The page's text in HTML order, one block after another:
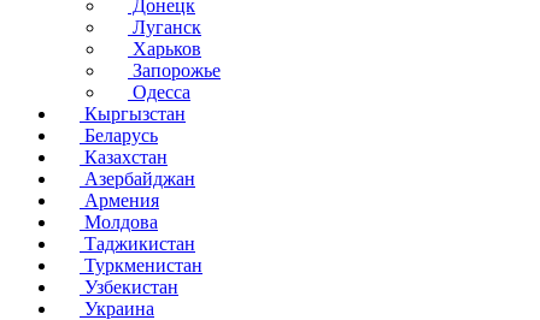
Донецк
Луганск
Харьков
Запорожье
Одесса
Кыргызстан
Беларусь
Казахстан
Азербайджан
Армения
Молдова
Таджикистан
Туркменистан
Узбекистан
Украина